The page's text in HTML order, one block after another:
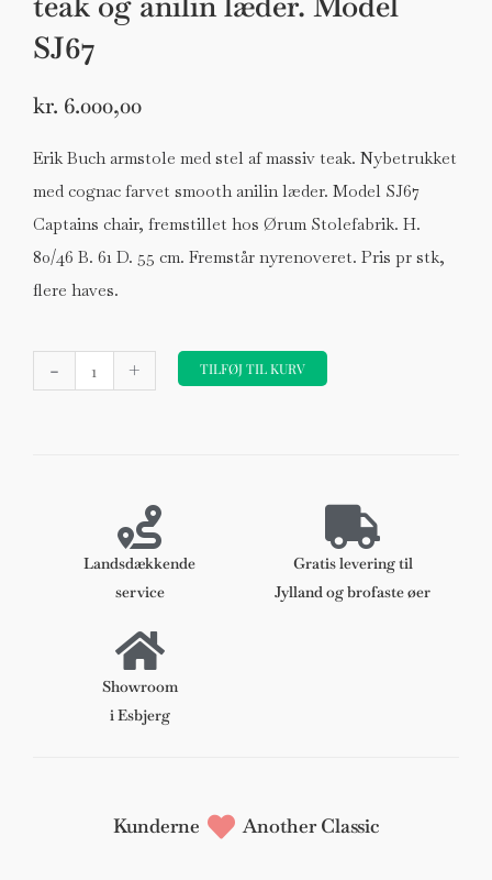
SJ67
kr. 6.000,00
Erik Buch armstole med stel af massiv teak. Nybetrukket
med cognac farvet smooth anilin læder. Model SJ67
Captains chair, fremstillet hos Ørum Stolefabrik. H.
80/46 B. 61 D. 55 cm. Fremstår nyrenoveret. Pris pr stk,
flere haves.
-
Buch
Captains
+ TILFØJ TIL KURV
Landsdækkende
service
Gratis levering til
Jylland og brofaste øer
Showroom
i Esbjerg
Kunderne Another Classic